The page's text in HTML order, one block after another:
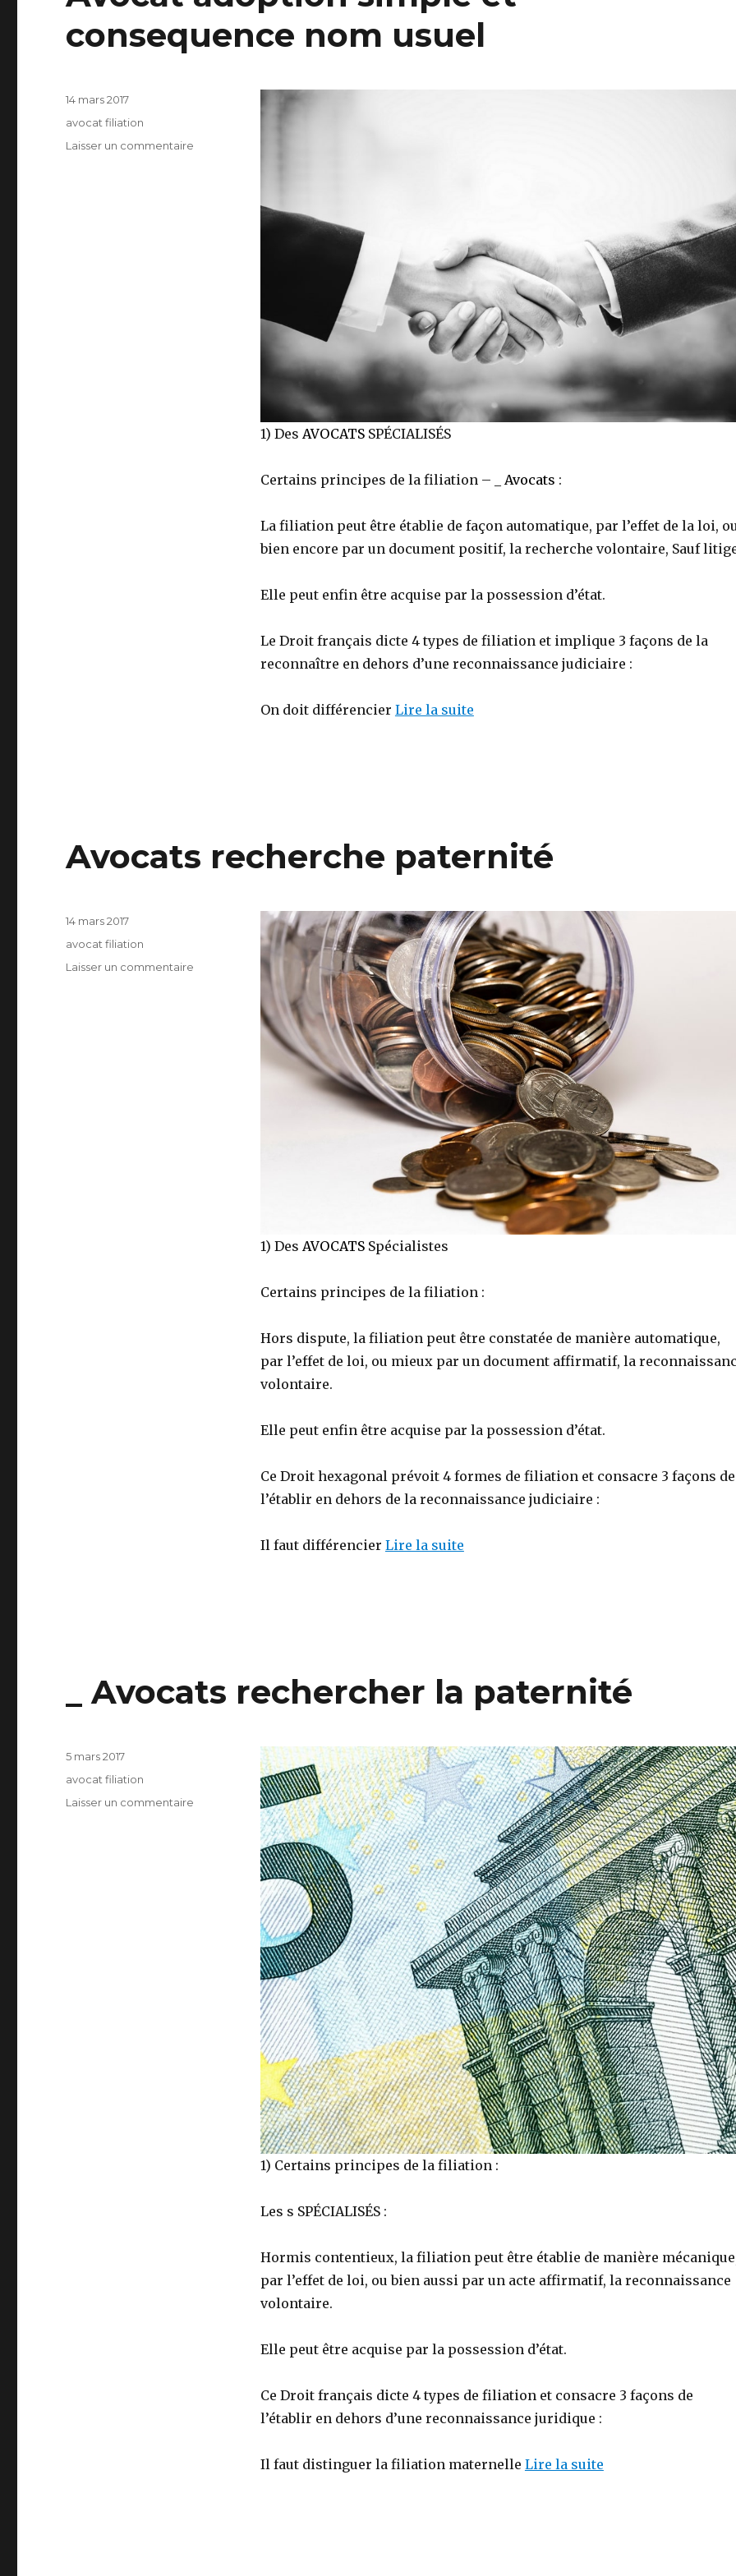
consequence nom usuel
1) Des AVOCATSSPÉCIALISÉS
Certains principes de la filiation – _ Avocats :
La filiation peut être établie de façon automatique, par l’effet de la loi,
bien encore par un document positif, la recherche volontaire, Sauf
Elle peut enfin être acquise par la possession d’état.
Le Droit français dicte 4 types de filiation et implique 3 façons de la
reconnaître en dehors d’une reconnaissance judiciaire :
On doit différencier Lire la suite
Publié
14 mars 2017
Catégories
avocat filiation
Laisser un commentaire
Avocats recherche paternité
1) Des AVOCATSSpécialistes
Certains principes de la filiation :
Hors dispute, la filiation peut être constatée de manière automatique,
par l’effet de loi, ou mieux par un document affirmatif, la
volontaire.
Elle peut enfin être acquise par la possession d’état.
Ce Droit hexagonal prévoit 4 formes de filiation et consacre 3 façons de
l’établir en dehors de la reconnaissance judiciaire :
Il faut différencier Lire la suite
Publié
14 mars 2017
Catégories
avocat filiation
Laisser un commentaire
_ Avocats rechercher la paternité
1) Certains principes de la filiation :
Les s SPÉCIALISÉS :
Hormis contentieux, la filiation peut être établie de manière
par l’effet de loi, ou bien aussi par un acte affirmatif, la reconnaissance
volontaire.
Elle peut être acquise par la possession d’état.
Ce Droit français dicte 4 types de filiation et consacre 3 façons de
l’établir en dehors d’une reconnaissance juridique :
Il faut distinguer la filiation maternelle Lire la suite
Publié
5 mars 2017
Catégories
avocat filiation
Laisser un commentaire